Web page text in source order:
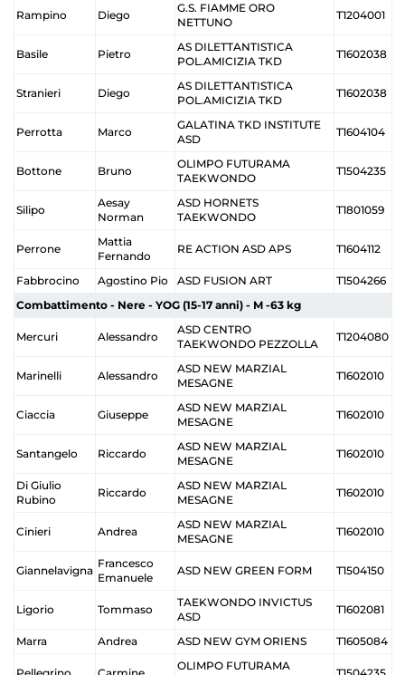
Rampino Diego
G.S. FIAMME ORO
NETTUNO
T1204001
Basile Pietro
AS DILETTANTISTICA
POL.AMICIZIA TKD
T1602038
Stranieri Diego
AS DILETTANTISTICA
POL.AMICIZIA TKD
T1602038
Perrotta Marco
GALATINA TKD INSTITUTE
ASD
T1604104
Bottone Bruno
OLIMPO FUTURAMA
TAEKWONDO
T1504235
Silipo
Aesay
Norman
ASD HORNETS
TAEKWONDO
T1801059
Perrone
Mattia
Fernando
RE ACTION ASD APS T1604112
Fabbrocino Agostino Pio ASD FUSION ART
T1504266
Combattimento - Nere - YOG (15-17 anni) - M -63 kg
Mercuri Alessandro
ASD CENTRO
TAEKWONDO PEZZOLLA
T1204080
Marinelli Alessandro
ASD NEW MARZIAL
MESAGNE
T1602010
Ciaccia Giuseppe
ASD NEW MARZIAL
MESAGNE
T1602010
Santangelo Riccardo
ASD NEW MARZIAL
MESAGNE
T1602010
Di Giulio
Rubino
Riccardo
ASD NEW MARZIAL
MESAGNE
T1602010
Cinieri Andrea
ASD NEW MARZIAL
MESAGNE
T1602010
Giannelavigna
Francesco
Emanuele
ASD NEW GREEN FORM T1504150
Ligorio Tommaso
TAEKWONDO INVICTUS
ASD
T1602081
Marra Andrea ASD NEW GYM ORIENS T1605084
OLIMPO FUTURAMA